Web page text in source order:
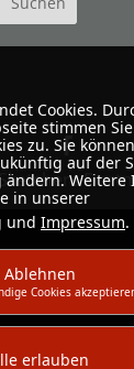
Cookies.
stimmen
zu. Sie
auf der
ändern. Weitere
in unserer
und Impressum.
Ablehnen
Cookies
erlauben